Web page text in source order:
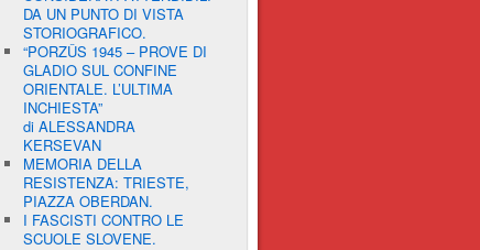
DA UN PUNTO DI VISTA
STORIOGRAFICO.
“PORZÛS 1945 – PROVE DI
GLADIO SUL CONFINE
ORIENTALE. L’ULTIMA
INCHIESTA”
di ALESSANDRA
KERSEVAN
MEMORIA DELLA
RESISTENZA: TRIESTE,
PIAZZA OBERDAN.
I FASCISTI CONTRO LE
SCUOLE SLOVENE.